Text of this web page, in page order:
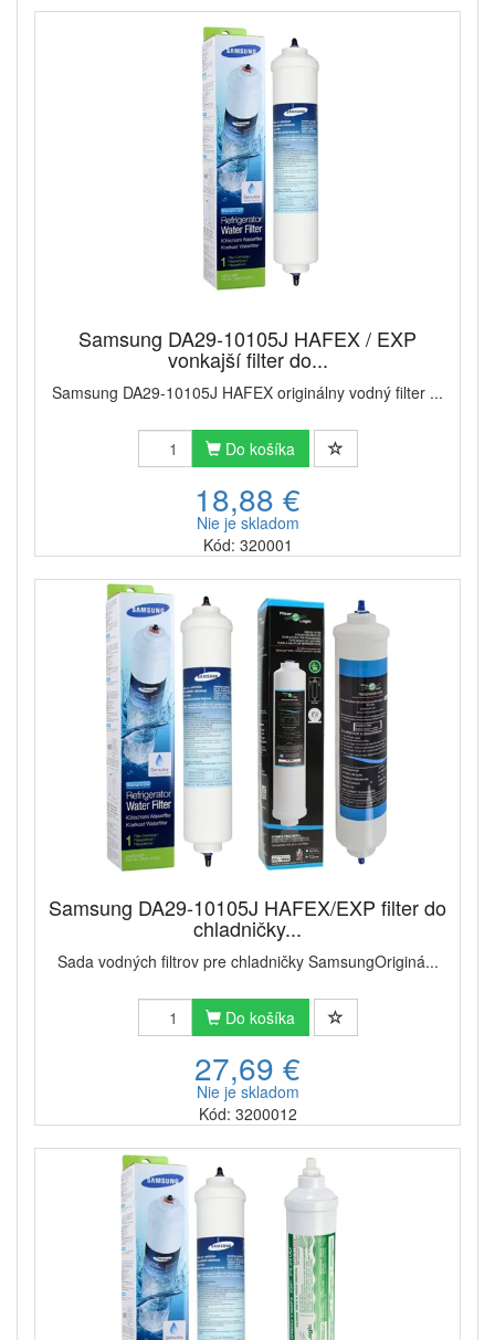
Samsung DA29-10105J HAFEX / EXP
vonkajší filter do...
Samsung DA29-10105J HAFEX originálny vodný filter ...
Do košíka
18,88 €
Nie je skladom
Kód: 320001
Samsung DA29-10105J HAFEX/EXP filter do
chladničky...
Sada vodných filtrov pre chladničky SamsungOriginá...
Do košíka
27,69 €
Nie je skladom
Kód: 3200012